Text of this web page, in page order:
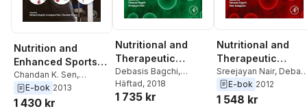
Nutrition and
Enhanced Sports
Performance
Chandan K. Sen,
Sreejayan Nair
Bagchi
E-bok 2013
1 430 kr
Nutritional and
Therapeutic
Interventions for
Diabetes and
Metabolic
Debasis Bagchi,
Sreejayan Nair
Häftad, 2018
1 735 kr
Nutritional and
Therapeutic
Interventions for
Diabetes and
Metabolic
Sreejayan Nair,
Bagchi
E-bok 2012
1 548 kr